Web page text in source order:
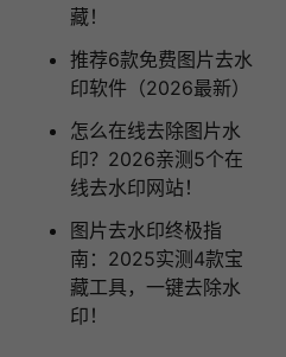
藏！
推荐6款免费图片去水
印软件（2026最新）
怎么在线去除图片水
印？2026亲测5个在
线去水印网站！
图片去水印终极指
南：2025实测4款宝
藏工具，一键去除水
印！